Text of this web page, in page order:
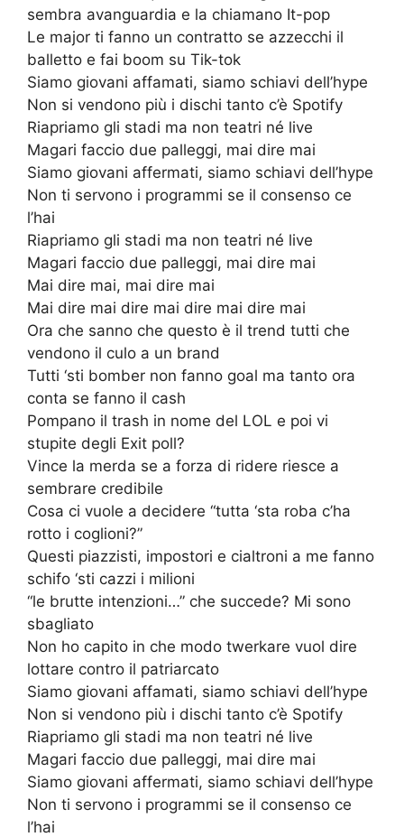
sembra avanguardia e la chiamano It-pop
Le major ti fanno un contratto se azzecchi il
balletto e fai boom su Tik-tok
Siamo giovani affamati, siamo schiavi dell’hype
Non si vendono più i dischi tanto c’è Spotify
Riapriamo gli stadi ma non teatri né live
Magari faccio due palleggi, mai dire mai
Siamo giovani affermati, siamo schiavi dell’hype
Non ti servono i programmi se il consenso ce
l’hai
Riapriamo gli stadi ma non teatri né live
Magari faccio due palleggi, mai dire mai
Mai dire mai, mai dire mai
Mai dire mai dire mai dire mai dire mai
Ora che sanno che questo è il trend tutti che
vendono il culo a un brand
Tutti ‘sti bomber non fanno goal ma tanto ora
conta se fanno il cash
Pompano il trash in nome del LOL e poi vi
stupite degli Exit poll?
Vince la merda se a forza di ridere riesce a
sembrare credibile
Cosa ci vuole a decidere “tutta ‘sta roba c’ha
rotto i coglioni?”
Questi piazzisti, impostori e cialtroni a me fanno
schifo ‘sti cazzi i milioni
“le brutte intenzioni…” che succede? Mi sono
sbagliato
Non ho capito in che modo twerkare vuol dire
lottare contro il patriarcato
Siamo giovani affamati, siamo schiavi dell’hype
Non si vendono più i dischi tanto c’è Spotify
Riapriamo gli stadi ma non teatri né live
Magari faccio due palleggi, mai dire mai
Siamo giovani affermati, siamo schiavi dell’hype
Non ti servono i programmi se il consenso ce
l’hai